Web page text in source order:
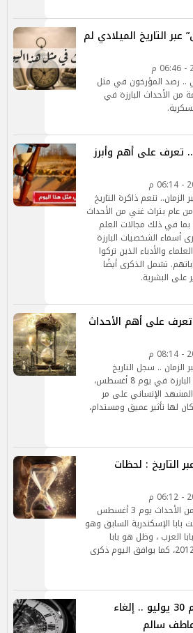
أغسطس” عبر التاريخ الميلادي لم
.. رصد المؤرخون في مثل
من الأحداث البارزة في
.. تعرف على أهم وأبرز
الزمان.. تنعم ذاكرة التاريخ
أغسطس من عام بتراث غني من الأحداث
في ذلك مجالات العلم
أسماء الشخصيات البارزة
والأدباء الذين تركوا
تشمل الذكرى أيضًا
على البشرية.
: تعرف على أهم الأحداث
الزمان .. سجل التاريخ
الإنساني العديد من الأحداث البارزة في يوم 8 أغسطس،
الإنساني على مر
لها تأثير عميق ومستدام،
عبر التاريخ : لحظات
سجل التّاريخ الإنساني كثيرًا من الأحداث يوم 3 أغسطس
بابا الإسكندرية السابق وهو
لقب بـ بابا العرب ، وظل هو بابا
الإسكندرية حتى وفاته في 2012، كما يوافق اليوم ذكرى
حدث في مثل هذا اليوم 30 يوليو .. إلغاء
عاطف سالم